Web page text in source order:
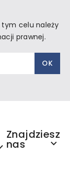
tym celu należy
prawnej.
Znajdziesz
nas 